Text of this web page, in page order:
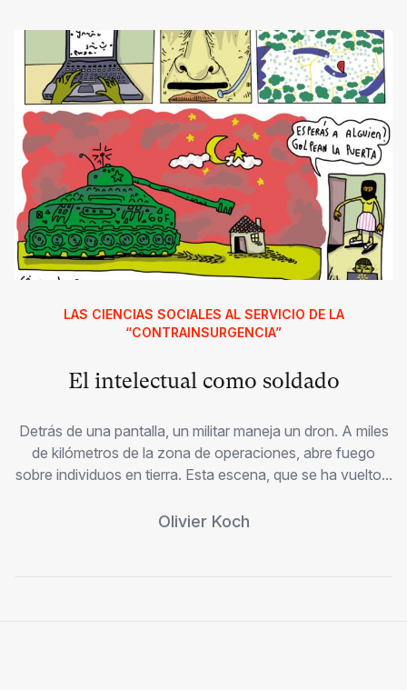
LAS CIENCIAS SOCIALES AL SERVICIO DE LA
“CONTRAINSURGENCIA”
El intelectual como soldado
Detrás de una pantalla, un militar maneja un dron. A miles
de kilómetros de la zona de operaciones, abre fuego
sobre individuos en tierra. Esta escena, que se ha vuelto...
Olivier Koch